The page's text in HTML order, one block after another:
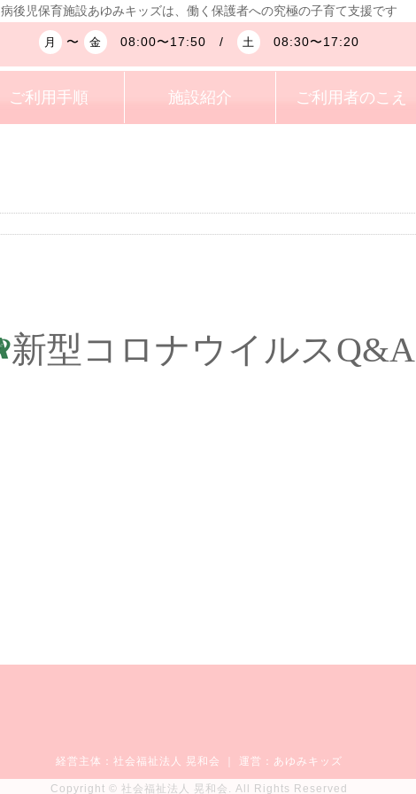
病後児保育施設あゆみキッズは、働く保護者への究極の子育て支援です
月 〜 金 08:00〜17:50 / 土 08:30〜17:20
ご利用手順 施設紹介 ご利用者のこえ
新型コロナウイルスQ&A
経営主体： 社会福祉法人 晃和会 ｜ 運営：あゆみキッズ
Copyright © 社会福祉法人 晃和会. All Rights Reserved